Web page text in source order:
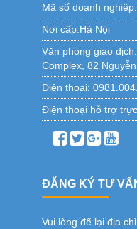
Mã số doanh
Nơi cấp:Hà Nội
Văn phòng giao dịch:
Complex, 82
Điện thoại:
Điện thoại hỗ trợ
ĐĂNG KÝ TƯ
Vui lòng để lại địa